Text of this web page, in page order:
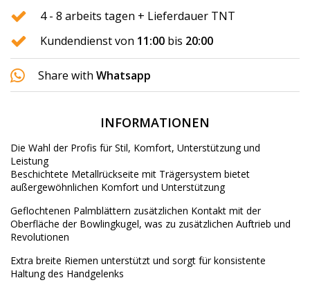
4 - 8 arbeits tagen + Lieferdauer TNT
Kundendienst von 11:00 bis 20:00
Share with Whatsapp
INFORMATIONEN
Die Wahl der Profis für Stil, Komfort, Unterstützung und
Leistung
Beschichtete Metallrückseite mit Trägersystem bietet
außergewöhnlichen Komfort und Unterstützung
Geflochtenen Palmblättern zusätzlichen Kontakt mit der
Oberfläche der Bowlingkugel, was zu zusätzlichen Auftrieb und
Revolutionen
Extra breite Riemen unterstützt und sorgt für konsistente
Haltung des Handgelenks